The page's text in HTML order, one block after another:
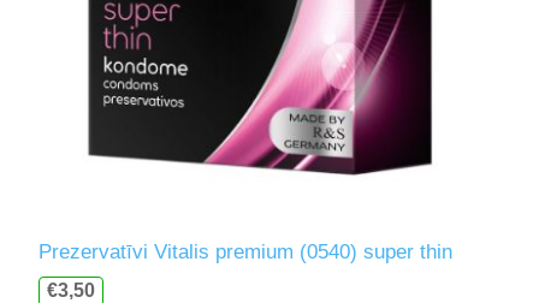
Prezervatīvi Vitalis premium (0540) super thin
€3,50